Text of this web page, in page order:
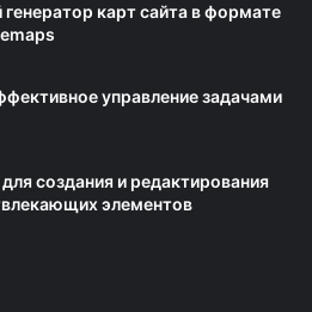
карт сайта в формате
управление задачами
создания и редактирования
элементов